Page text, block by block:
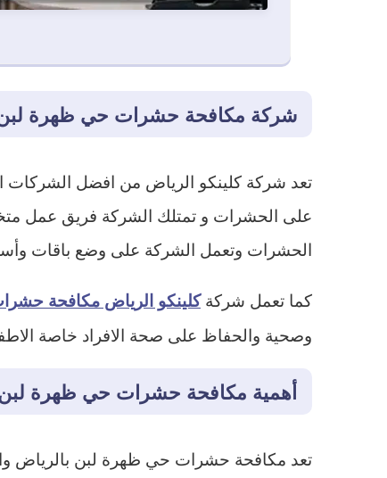
شركة مكافحة حشرات حي ظهرة لبن
تعد شركة كلينكو الرياض من افضل الشركات
على الحشرات و تمتلك الشركة فريق عمل
الحشرات وتعمل الشركة على وضع باقات
كما تعمل شركةكلينكو الرياض مكافحة
وصحية والحفاظ على صحة الافراد خاصة
أهمية مكافحة حشرات حي ظهرة لبن
​تعد مكافحة حشرات حي ظهرة لبن بالرياض